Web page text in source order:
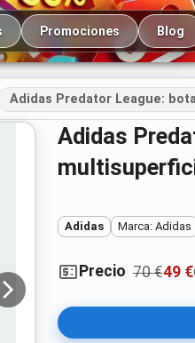
principal
Promociones Blog
Adidas Predator League:
Adidas Predator League: bota para césped natural seco y
Adidas Marca: Adidas
Precio 70 €49 €